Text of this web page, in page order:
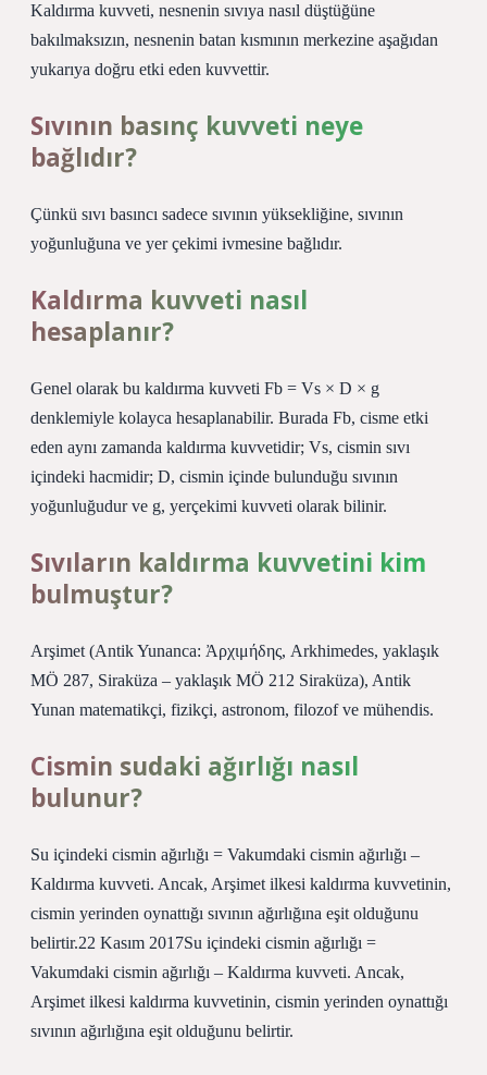
Kaldırma kuvveti, nesnenin sıvıya nasıl düştüğüne
bakılmaksızın, nesnenin batan kısmının merkezine aşağıdan
yukarıya doğru etki eden kuvvettir.
Sıvının basınç kuvveti neye
bağlıdır?
Çünkü sıvı basıncı sadece sıvının yüksekliğine, sıvının
yoğunluğuna ve yer çekimi ivmesine bağlıdır.
Kaldırma kuvveti nasıl
hesaplanır?
Genel olarak bu kaldırma kuvveti Fb = Vs × D × g
denklemiyle kolayca hesaplanabilir. Burada Fb, cisme etki
eden aynı zamanda kaldırma kuvvetidir; Vs, cismin sıvı
içindeki hacmidir; D, cismin içinde bulunduğu sıvının
yoğunluğudur ve g, yerçekimi kuvveti olarak bilinir.
Sıvıların kaldırma kuvvetini kim
bulmuştur?
Arşimet (Antik Yunanca: Ἀρχιμήδης, Arkhimedes, yaklaşık
MÖ 287, Siraküza – yaklaşık MÖ 212 Siraküza), Antik
Yunan matematikçi, fizikçi, astronom, filozof ve mühendis.
Cismin sudaki ağırlığı nasıl
bulunur?
Su içindeki cismin ağırlığı = Vakumdaki cismin ağırlığı –
Kaldırma kuvveti. Ancak, Arşimet ilkesi kaldırma kuvvetinin,
cismin yerinden oynattığı sıvının ağırlığına eşit olduğunu
belirtir.22 Kasım 2017Su içindeki cismin ağırlığı =
Vakumdaki cismin ağırlığı – Kaldırma kuvveti. Ancak,
Arşimet ilkesi kaldırma kuvvetinin, cismin yerinden oynattığı
sıvının ağırlığına eşit olduğunu belirtir.